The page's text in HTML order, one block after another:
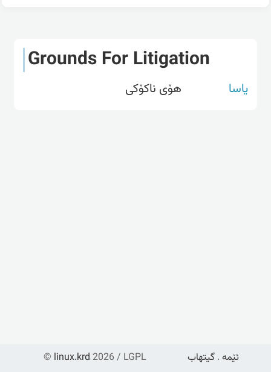
Grounds For Litigation
یاسا هۆی ناکۆکی
© linux.krd 2026 / LGPL ئێمە . گیتهاب